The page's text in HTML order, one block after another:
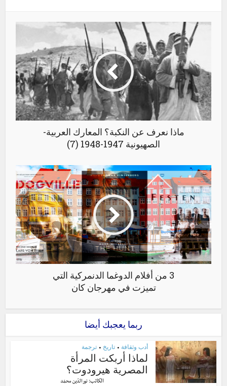
ماذا نعرف عن النكبة؟ المعارك العربية-
الصهيونية 1947-1948 (7)
3 من أفلام الدوغما الدنمركية التي
تميزت في مهرجان كان
ربما يعجبك أيضا
أدب وثقافة • تاريخ • ترجمة
لماذا أربكت المرأة
المصرية هيرودوت؟
الكاتب:نور الدّين محمّد